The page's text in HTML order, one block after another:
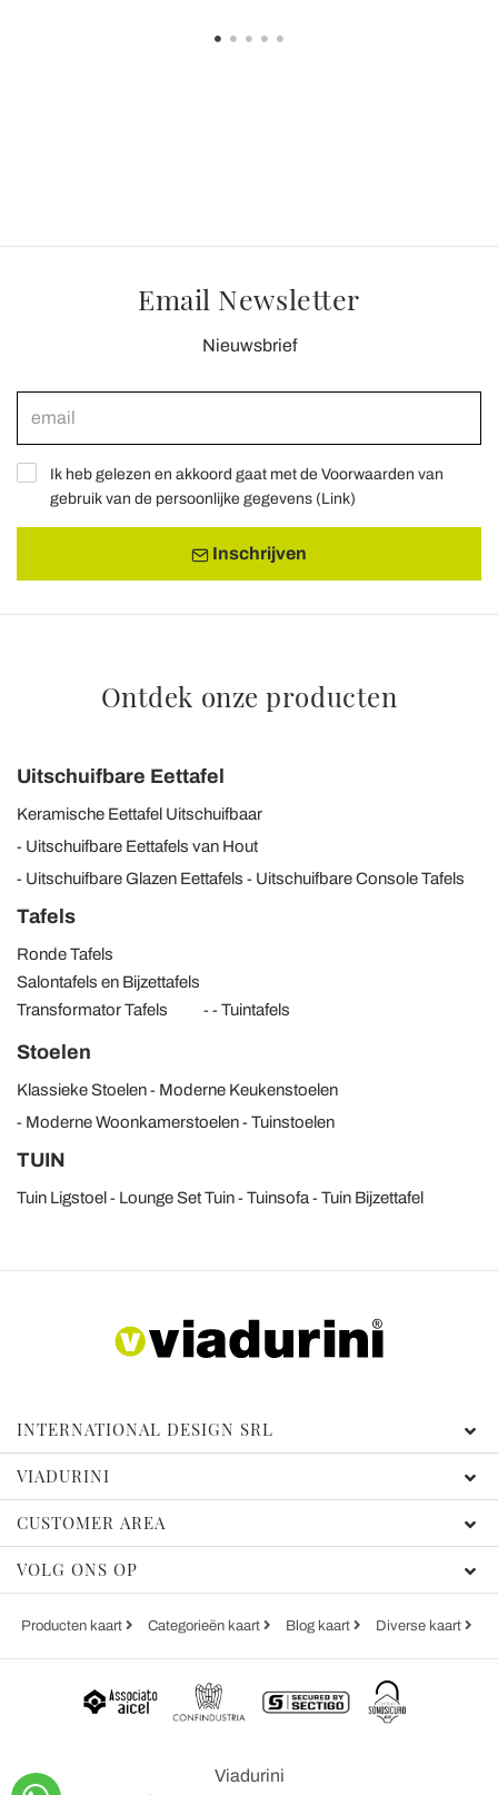
Email Newsletter
Nieuwsbrief
Ik heb gelezen en akkoord gaat met de Voorwaarden van
gebruik van de persoonlijke gegevens (Link)
Inschrijven
Ontdek onze producten
Uitschuifbare Eettafel
Keramische Eettafel Uitschuifbaar
Uitschuifbare Eettafels van Hout
Uitschuifbare Glazen Eettafels
Uitschuifbare Console Tafels
Tafels
Ronde Tafels
Salontafels en Bijzettafels
Transformator Tafels
Tuintafels
Stoelen
Klassieke Stoelen
Moderne Keukenstoelen
Moderne Woonkamerstoelen
Tuinstoelen
TUIN
Tuin Ligstoel Lounge Set Tuin Tuinsofa Tuin Bijzettafel
INTERNATIONAL DESIGN SRL
VIADURINI
CUSTOMER AREA
VOLG ONS OP
Producten kaart Categorieën kaart Blog kaart Diverse kaart
Viadurini